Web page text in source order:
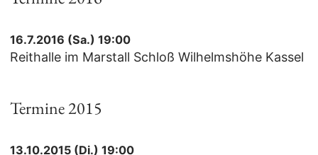
16.7.2016 (Sa.) 19:00
Reithalle im Marstall Schloß Wilhelmshöhe Kassel
Termine 2015
13.10.2015 (Di.) 19:00